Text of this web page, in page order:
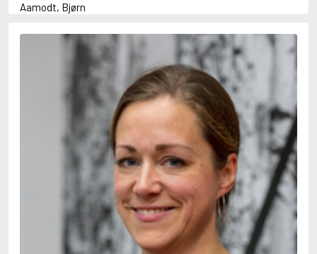
Aamodt, Bjørn
Abbey, Kieran
Abbot, Anthony
Abbott, Megan
Abdel-Fattah, Randa
Abedi, Isabel
Abele, Inga
Abgarjan, Narine
Aboulela, Leila
Abrahams, Peter (f. 1919)
Abrahams, Peter (f. 1947)
Abrahamson, Emmy
Abse, Dannie